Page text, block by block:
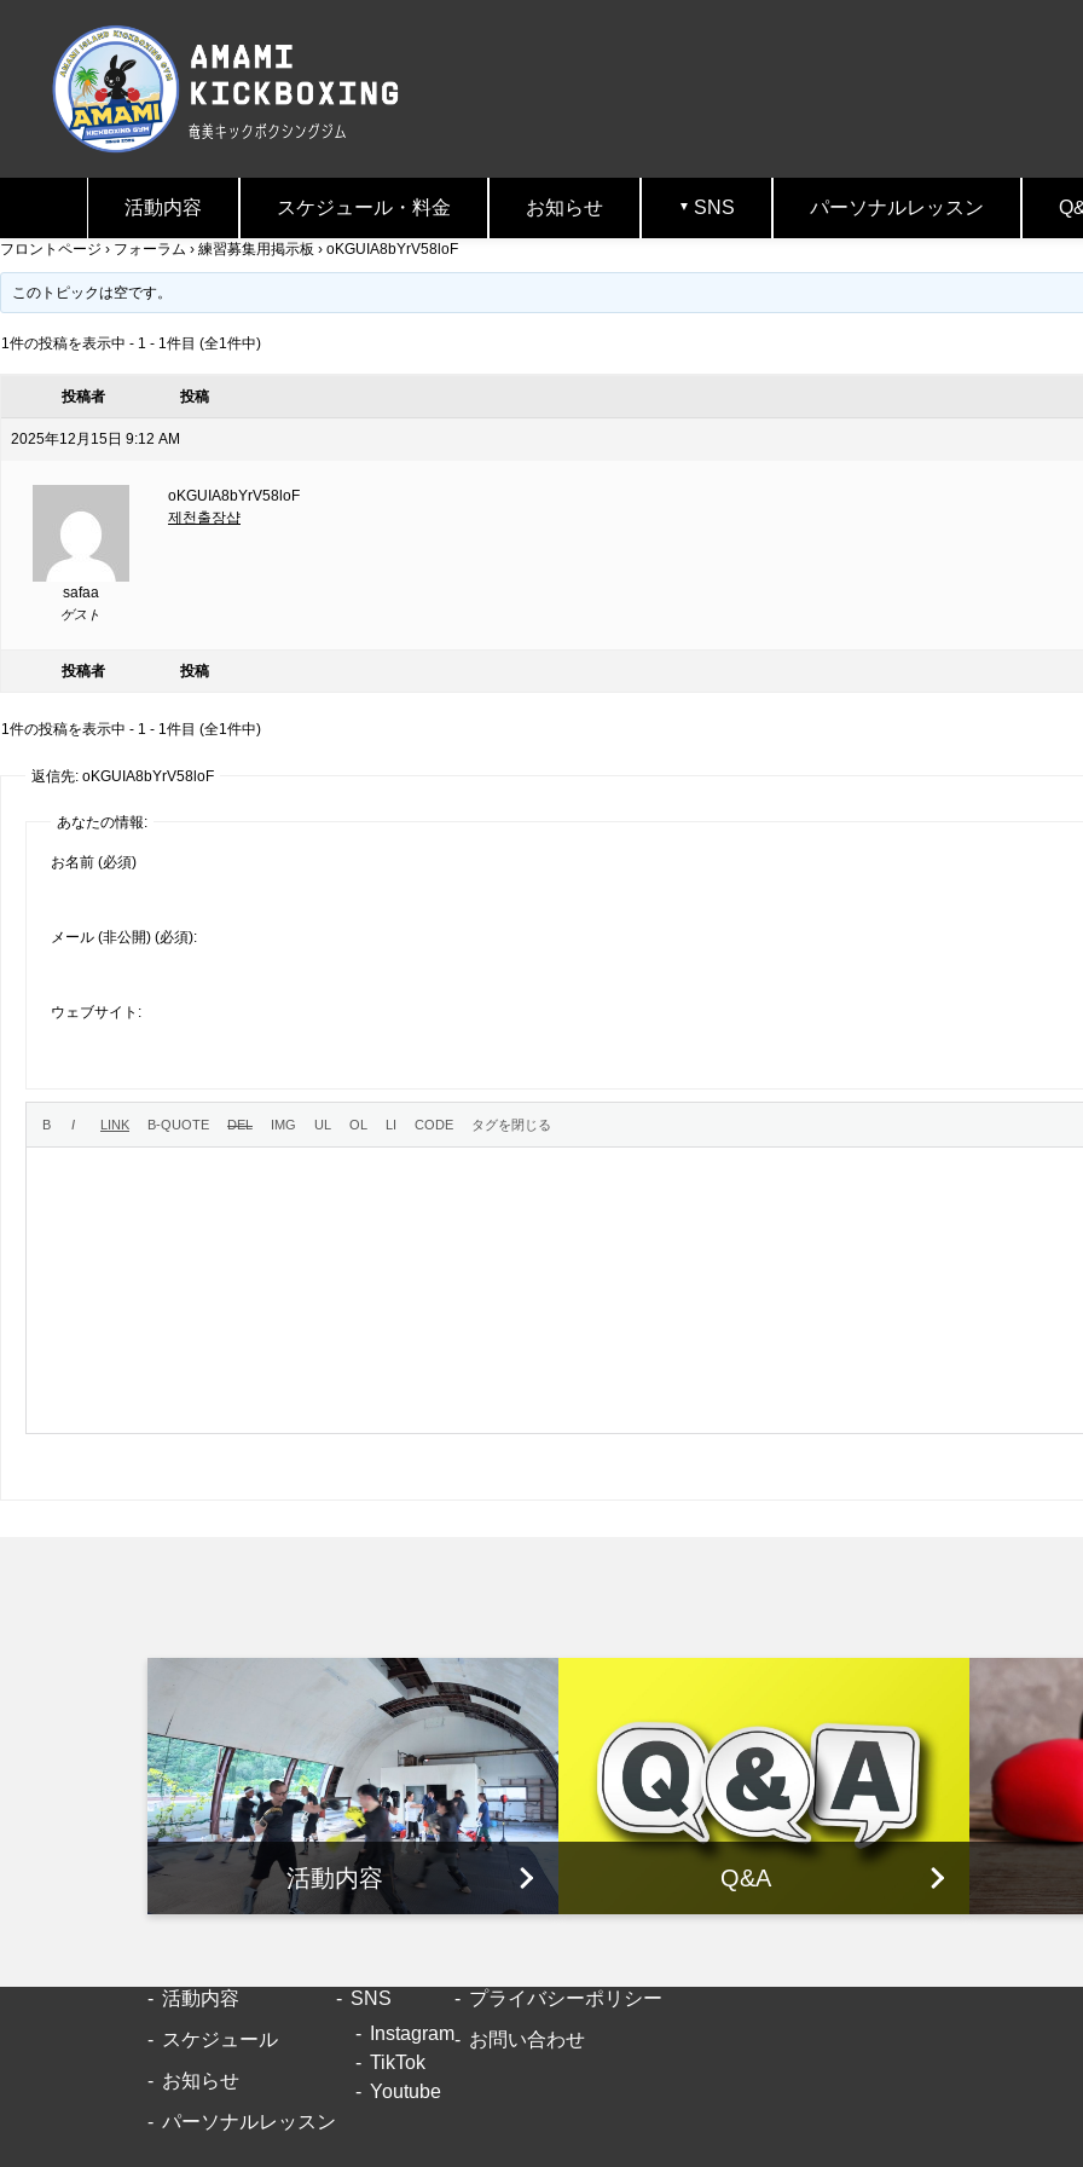
活動内容 スケジュール・料金 お知らせ SNS パーソナルレッスン
フロントページ › フォーラム › 練習募集用掲示板 › oKGUIA8bYrV58loF
このトピックは空です。
1件の投稿を表示中 - 1 - 1件目 (全1件中)
投稿者 投稿
2025年12月15日 9:12 AM
safaa
ゲスト
oKGUIA8bYrV58loF
제천출장샵
投稿者 投稿
1件の投稿を表示中 - 1 - 1件目 (全1件中)
返信先: oKGUIA8bYrV58loF
あなたの情報:
お名前 (必須)
メール (非公開) (必須):
ウェブサイト:
活動内容 Q&A
活動内容
スケジュール
お知らせ
パーソナルレッスン
SNS
Instagram
TikTok
Youtube
プライバシーポリシー
お問い合わせ